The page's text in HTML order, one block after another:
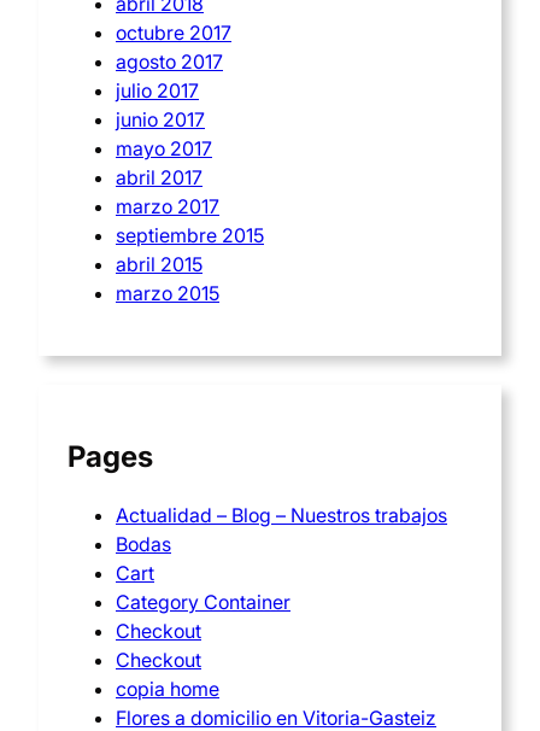
octubre 2017
agosto 2017
julio 2017
junio 2017
mayo 2017
abril 2017
marzo 2017
septiembre 2015
abril 2015
marzo 2015
Pages
Actualidad – Blog – Nuestros trabajos
Bodas
Cart
Category Container
Checkout
Checkout
copia home
Flores a domicilio en Vitoria-Gasteiz